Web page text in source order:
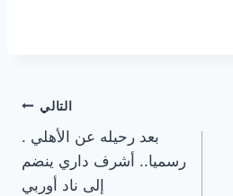
التالي
بعد رحيله عن الأهلي .
رسميا.. أشرف داري ينضم
إلى ناد أوربي